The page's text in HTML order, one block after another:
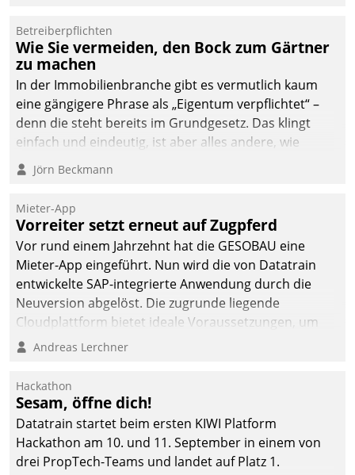
Betreiberpflichten
Wie Sie vermeiden, den Bock zum Gärtner
zu machen
In der Immobilienbranche gibt es vermutlich kaum
eine gängigere Phrase als „Eigentum verpflichtet“ –
denn die steht bereits im Grundgesetz. Das klingt
einfach und eindeutig, ist aber alles andere, wie
Branchenbeschäftigte wissen. Denn mit der
Verantwortung folgen Verpflichtungen.
Jörn Beckmann
Mieter-App
Vorreiter setzt erneut auf Zugpferd
Vor rund einem Jahrzehnt hat die GESOBAU eine
Mieter-App eingeführt. Nun wird die von Datatrain
entwickelte SAP-integrierte Anwendung durch die
Neuversion abgelöst. Die zugrunde liegende
Cloudplattform bietet ideale Voraussetzungen, um
die Funktionalität der App zu erweitern und weitere
integrieren.
Andreas Lerchner
Hackathon
Sesam, öffne dich!
Datatrain startet beim ersten KIWI Platform
Hackathon am 10. und 11. September in einem von
drei PropTech-Teams und landet auf Platz 1.